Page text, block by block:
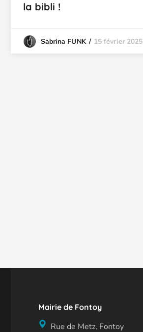
la bibli !
Sabrina FUNK 15 février 2025
Mairie de Fontoy
Rue de Metz, Fontoy